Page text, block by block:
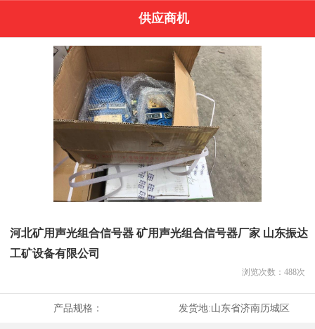
供应商机
河北矿用声光组合信号器 矿用声光组合信号器厂家 山东振达
工矿设备有限公司
浏览次数： 488次
产品规格： 发货地:山东省济南历城区